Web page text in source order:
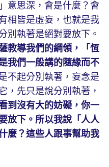
意思深，會是什麼？會
相皆是虛妄，也就是我
別執著是絕對要放下。
教導我們的綱領，「恆
我們一般講的隨緣而不
不起分別執著，妄念是
，先只是說分別執著，
到沒有大的妨礙，你一
放下。所以我說「人人
麼？這些人跟事幫助我